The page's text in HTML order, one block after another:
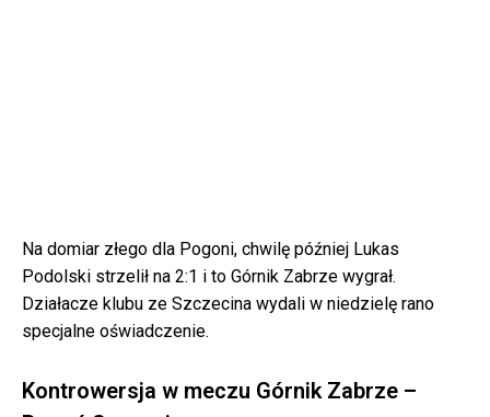
Na domiar złego dla Pogoni, chwilę później Lukas
Podolski strzelił na 2:1 i to Górnik Zabrze wygrał.
Działacze klubu ze Szczecina wydali w niedzielę rano
specjalne oświadczenie.
Kontrowersja w meczu Górnik Zabrze –